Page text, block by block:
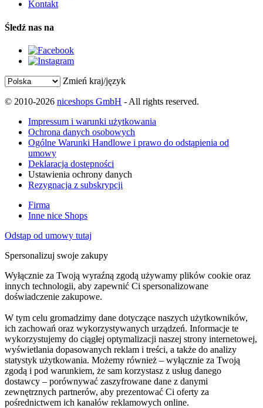
Kontakt
Śledź nas na
Zmień kraj/język
© 2010-2026 niceshops GmbH - All rights reserved.
Impressum i warunki użytkowania
Ochrona danych osobowych
Ogólne Warunki Handlowe i prawo do odstąpienia od
umowy
Deklaracja dostępności
Ustawienia ochrony danych
Rezygnacja z subskrypcji
Firma
Inne nice Shops
Odstąp od umowy tutaj
Spersonalizuj swoje zakupy
Wyłącznie za Twoją wyraźną zgodą używamy plików cookie oraz
innych technologii, aby zapewnić Ci spersonalizowane
doświadczenie zakupowe.
W tym celu gromadzimy dane dotyczące naszych użytkowników,
ich zachowań oraz wykorzystywanych urządzeń. Informacje te
wykorzystujemy do ciągłej optymalizacji naszej strony internetowej,
wyświetlania dopasowanych reklam i treści, a także do analizy
statystyk użytkowania. Możemy również – wyłącznie za Twoją
zgodą i pod warunkiem, że sam korzystasz z usług danego
dostawcy – porównywać zaszyfrowane dane z danymi
zewnętrznych partnerów, aby prezentować Ci oferty za
pośrednictwem ich kanałów reklamowych online.